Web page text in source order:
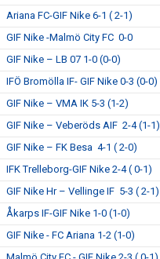
Ariana FC-GIF Nike 6-1 ( 2-1)
GIF Nike -Malmö City FC 0-0
GIF Nike – LB 07 1-0 (0-0)
IFÖ Bromölla IF- GIF Nike 0-3 (0-0)
GIF Nike – VMA IK 5-3 (1-2)
GIF Nike – Veberöds AIF 2-4 (1-1)
GIF Nike – FK Besa 4-1 ( 2-0)
IFK Trelleborg-GIF Nike 2-4 ( 0-1)
GIF Nike Hr – Vellinge IF 5-3 ( 2-1)
Åkarps IF-GIF Nike 1-0 (1-0)
GIF Nike - FC Ariana 1-2 (1-0)